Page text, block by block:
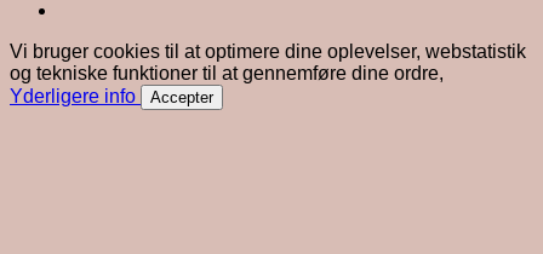
Vi bruger cookies til at optimere dine oplevelser, webstatistik
og tekniske funktioner til at gennemføre dine ordre,
Yderligere info
Accepter